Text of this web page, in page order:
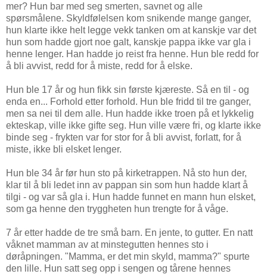
mer? Hun bar med seg smerten, savnet og alle
spørsmålene. Skyldfølelsen kom snikende mange ganger,
hun klarte ikke helt legge vekk tanken om at kanskje var det
hun som hadde gjort noe galt, kanskje pappa ikke var gla i
henne lenger. Han hadde jo reist fra henne. Hun ble redd for
å bli avvist, redd for å miste, redd for å elske.
Hun ble 17 år og hun fikk sin første kjæreste. Så en til - og
enda en... Forhold etter forhold. Hun ble fridd til tre ganger,
men sa nei til dem alle. Hun hadde ikke troen på et lykkelig
ekteskap, ville ikke gifte seg. Hun ville være fri, og klarte ikke
binde seg - frykten var for stor for å bli avvist, forlatt, for å
miste, ikke bli elsket lenger.
Hun ble 34 år før hun sto på kirketrappen. Nå sto hun der,
klar til å bli ledet inn av pappan sin som hun hadde klart å
tilgi - og var så gla i. Hun hadde funnet en mann hun elsket,
som ga henne den tryggheten hun trengte for å våge.
7 år etter hadde de tre små barn. En jente, to gutter. En natt
våknet mamman av at minstegutten hennes sto i
døråpningen. "Mamma, er det min skyld, mamma?" spurte
den lille. Hun satt seg opp i sengen og tårene hennes